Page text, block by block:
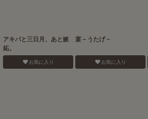
アキバと三日月、あと嫉
妬。
お気に入り
宴－うたげ－
お気に入り